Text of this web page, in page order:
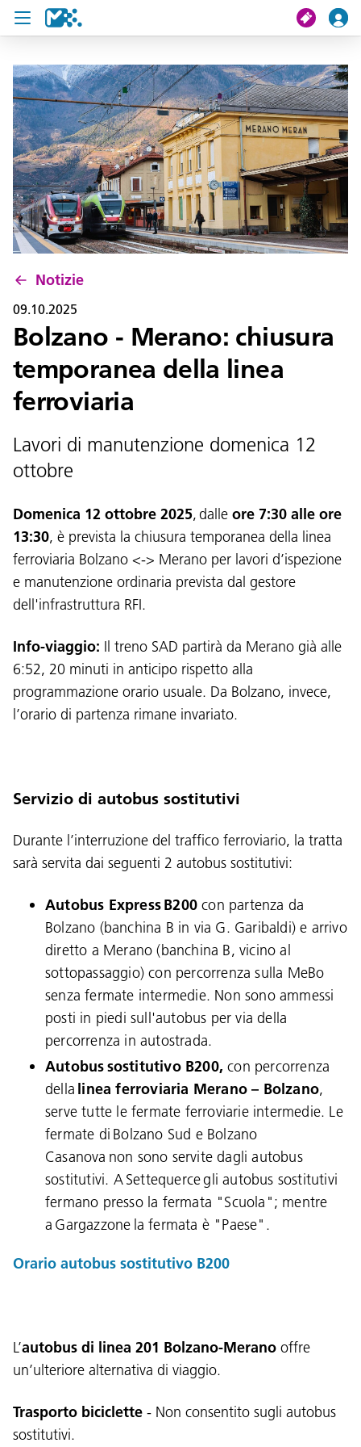
Cerca
Il mio viaggio
Ticket
Pass U19
Notizie
Progetti
Assistenza e contatto
Service Desk:+39 0471 220880
Termini e condizioni d'uso Reclami Jobs
Notizie
09.10.2025
Bolzano - Merano: chiusura
temporanea della linea
ferroviaria
Lavori di manutenzione domenica 12
ottobre
Domenica 12 ottobre 2025, dalle ore 7:30 alle ore
13:30, è prevista la chiusura temporanea della linea
ferroviaria Bolzano <-> Merano per lavori d’ispezione
e manutenzione ordinaria prevista dal gestore
dell'infrastruttura RFI.
Info-viaggio: Il treno SAD partirà da Merano già alle
6:52, 20 minuti in anticipo rispetto alla
programmazione orario usuale. Da Bolzano, invece,
l’orario di partenza rimane invariato.
Servizio di autobus sostitutivi
Durante l’interruzione del traffico ferroviario, la tratta
sarà servita dai seguenti 2 autobus sostitutivi:
Autobus ExpressB200 con partenza da
Bolzano (banchina B in via G. Garibaldi) e arrivo
diretto a Merano (banchina B, vicino al
sottopassaggio) con percorrenza sulla MeBo
senza fermate intermedie. Non sono ammessi
posti in piedi sull'autobus per via della
percorrenza in autostrada.
Autobussostitutivo B200, con percorrenza
della linea ferroviaria Merano – Bolzano,
serve tutte le fermate ferroviarie intermedie. Le
fermate di Bolzano Sud e Bolzano
Casanova non sono servite dagli autobus
sostitutivi. A Settequerce gli autobus sostitutivi
fermano presso la fermata "Scuola"; mentre
a Gargazzone la fermata è "Paese".
Orario autobus sostitutivo B200
L’autobus di linea 201 Bolzano-Merano offre
un’ulteriore alternativa di viaggio.
Trasporto biciclette - Non consentito sugli autobus
sostitutivi.